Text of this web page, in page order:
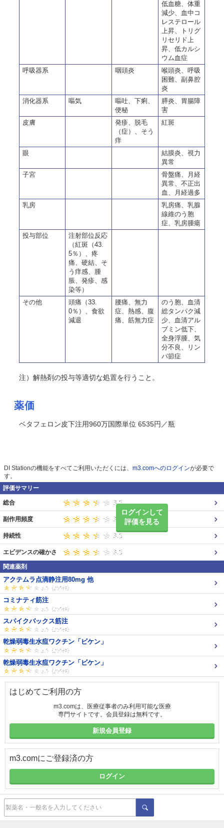
低血糖、体重
減少、血中コ
レステロール
上昇、トリグ
リセリド上
昇、低カルシ
ウム血症
呼吸器系
咽頭炎
喉頭炎、呼吸
困難、副鼻腔
炎
消化器系
嘔気
嘔吐、下痢、
便秘
膵炎、胃腸障
害
皮膚
発疹、脱毛
（症）、そう
痒
紅斑
眼
結膜炎、視力
異常
子宮
骨盤痛、月経
異常、不正出
血、月経過多
乳房
乳房痛、乳腺
線維のう胞
症、乳房腫瘍
投与部位
注射部位反応
（紅斑（43.
5％）、疼
痛、硬結、そ
う痒感、腫
脹、発疹、感
染等）
その他
頭痛（33.
0％）、食欲
減退
腰痛、無力
症、熱感、腹
痛、筋無力症
のう胞、血清
総タンパク減
少、血清アル
ブミン低下、
全身浮腫、気
分不良、リン
パ節症
注）解熱剤の投与等適切な処置を行うこと。
薬価
ベタフェロン皮下注用960万国際単位 6535円／瓶
DI Stationの機能をすべてご利用いただくには、 m3.comへのログインが必要で
す。
評価サマリー
ログインして
評価を見る
総合
副作用頻度
持続性
エビデンスの確かさ
関連薬剤
アクテムラ点滴静注用80mg 他
コミナティ筋注
スパイクバックス筋注
乾燥弱毒生水痘ワクチン「ビケン」
乾燥弱毒生水痘ワクチン「ビケン」
はじめてご利用の方
m3.comは、医療従事者のみ利用可能な医療
専門サイトです。会員登録は無料です。
新規会員登録
m3.comにご登録済の方
ログイン